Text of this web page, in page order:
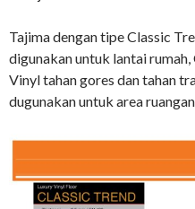
Tajima dengan tipe Classic
digunakan untuk lantai
Vinyl tahan gores dan tahan
dugunakan untuk area